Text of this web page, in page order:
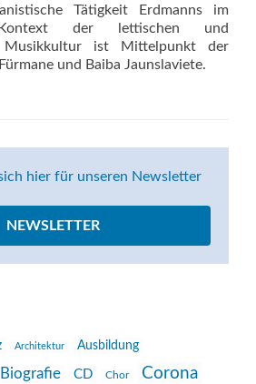
Tätigkeit Erdmanns im
der lettischen und
Musikkultur ist Mittelpunkt der
und Baiba Jaunslaviete.
hier für unseren Newsletter
NEWSLETTER
Architektur Ausbildung
Biografie CD Chor Corona